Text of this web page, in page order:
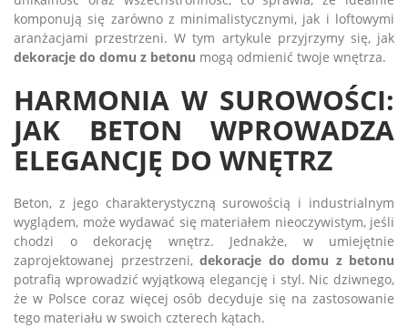
komponują się zarówno z minimalistycznymi, jak i loftowymi
aranżacjami przestrzeni. W tym artykule przyjrzymy się, jak
dekoracje do domu z betonu mogą odmienić twoje wnętrza.
HARMONIA W SUROWOŚCI:
JAK BETON WPROWADZA
ELEGANCJĘ DO WNĘTRZ
Beton, z jego charakterystyczną surowością i industrialnym
wyglądem, może wydawać się materiałem nieoczywistym, jeśli
chodzi o dekorację wnętrz. Jednakże, w umiejętnie
zaprojektowanej przestrzeni, dekoracje do domu z betonu
potrafią wprowadzić wyjątkową elegancję i styl. Nic dziwnego,
że w Polsce coraz więcej osób decyduje się na zastosowanie
tego materiału w swoich czterech kątach.